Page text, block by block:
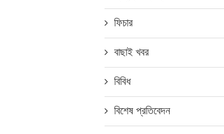
ফিচার
বাছাই খবর
বিবিধ
বিশেষ প্রতিবেদন